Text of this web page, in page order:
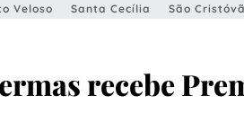
Veloso Santa Cecília São
recebe